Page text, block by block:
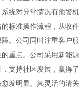
统对异常情况有预警
标准操作流程，从收
。公司同时注重客户
重点。公司采用新能
支持社区发展，赢得
发明显。其灵活的清